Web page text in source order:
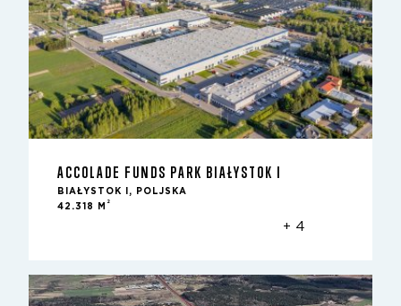
ACCOLADE FUNDS PARK BIAŁYSTOK I
BIAŁYSTOK I, POLJSKA
42.318 M
2
+ 4